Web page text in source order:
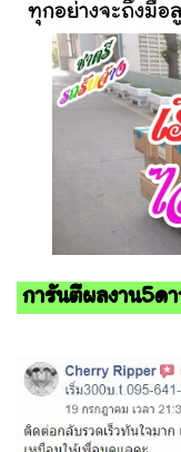
ทุกอย่างจะถึงมือ
การันตีผลงาน5ด